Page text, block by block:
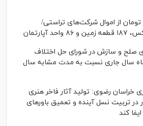
میلیارد تومان از اموال شرکت‌های تراستی/
۹ درصدی صلح و سازش در شورای حل اختلاف
ماه سال جاری نسبت به مدت مشابه سال
خراسان رضوی: تولید آثار فاخر هنری
در تربیت نسل آینده و تعمیق باور‌های
کند